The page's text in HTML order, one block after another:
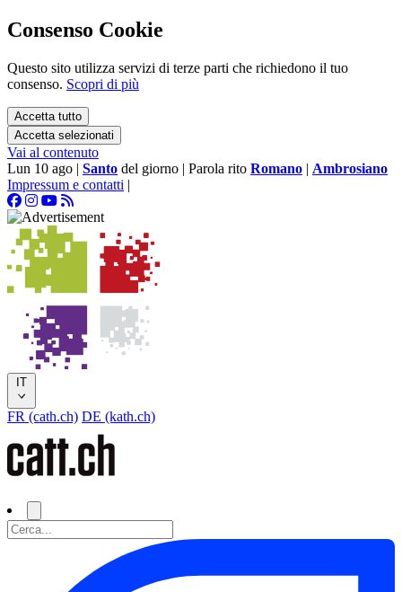
Consenso Cookie
Questo sito utilizza servizi di terze parti che richiedono il tuo
consenso. Scopri di più
Accetta tutto
Accetta selezionati
Vai al contenuto
Lun 10 ago | Santo del giorno | Parola rito Romano | Ambrosiano
Impressum e contatti |
IT
FR (cath.ch) DE (kath.ch)